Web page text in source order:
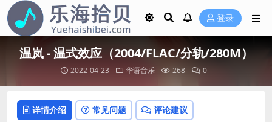
登录
温岚 - 温式效应（2004/FLAC/分轨/280M）
2022-04-23 华语音乐 268 0
详情介绍 常见问题 评论建议